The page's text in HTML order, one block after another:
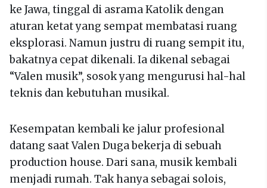
ke Jawa, tinggal di asrama Katolik dengan
aturan ketat yang sempat membatasi ruang
eksplorasi. Namun justru di ruang sempit itu,
bakatnya cepat dikenali. Ia dikenal sebagai
“Valen musik”, sosok yang mengurusi hal-hal
teknis dan kebutuhan musikal.
Kesempatan kembali ke jalur profesional
datang saat Valen Duga bekerja di sebuah
production house. Dari sana, musik kembali
menjadi rumah. Tak hanya sebagai solois,